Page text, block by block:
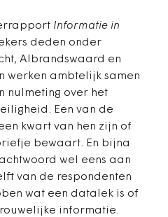
Informatie in
deden onder
Albrandswaard en
werken ambtelijk samen
nulmeting over het
Een van de
kwart van hen zijn of
bewaart. En bijna
wel eens aan
van de respondenten
wat een datalek is of
informatie.